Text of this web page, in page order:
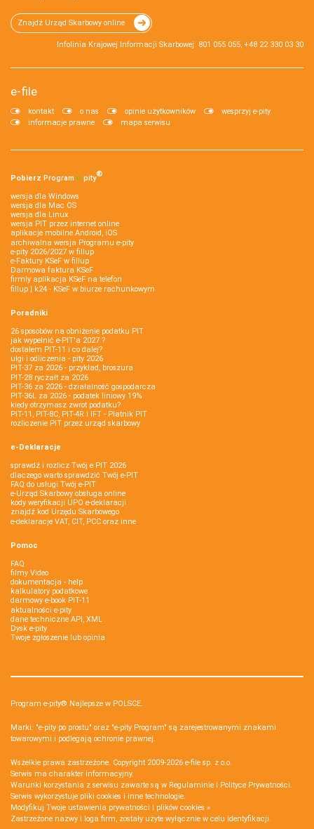
Znajdź Urząd Skarbowy online
Infolinia Krajowej Informacji Skarbowej: 801 055 055, +48 22 330 03 30
e-file
kontakt o nas opinie użytkowników
wesprzyj e-pity
informacje prawne
mapa serwisu
Pobierz Program e‑pity®
wersja dla Windows
wersja dla Mac OS
wersja dla Linux
wersja PIT przez internet online
aplikacje mobilne Android, iOS
archiwalna wersja Programu e-pity
e-pity 2026/2027 w fillup
e‑Faktury KSeF w fillup
Darmowa faktura KSeF
firmly aplikacja KSeF na telefon
fillup | k24 - KSeF w biurze rachunkowym
Poradniki
26 sposobów na obniżenie podatku PIT
jak wypełnić e-PIT'a 2027 ?
dostałem PIT-11 i co dalej?
ulgi i odliczenia - pity 2026
PIT-37 za 2026 - przykład, broszura
PIT-28 ryczałt za 2026
PIT-36 za 2026 - działalność gospodarcza
PIT-36L za 2026 - podatek liniowy 19%
kiedy otrzymasz zwrot podatku?
PIT-11, PIT-8C, PIT-4R i IFT - Płatnik PIT
rozliczenie PIT przez urząd skarbowy
e-Deklaracje
sprawdź i rozlicz Twój e PIT 2026
dlaczego warto sprawdzić Twój e-PIT
FAQ do usługi Twój e-PIT
e-Urząd Skarbowy obsługa online
kody weryfikacji UPO e-deklaracji
znajdź kod Urzędu Skarbowego
e-deklaracje VAT, CIT, PCC oraz inne
Pomoc
FAQ
filmy Video
dokumentacja - help
kalkulatory podatkowe
darmowy e-book PIT-11
aktualności e-pity
dane techniczne API, XML
Dysk e-pity
Twoje zgłoszenie lub opinia
Program e-pity® Najlepsze w POLSCE.
Marki: "e-pity po prostu" oraz "e-pity Program" są zarejestrowanymi znakami
towarowymi i podlegają ochronie prawnej.
Wszelkie prawa zastrzeżone. Copyright 2009-2026 e-file sp. z o.o.
Serwis ma charakter informacyjny.
Warunki korzystania z serwisu zawarte są w Regulaminie i Polityce Prywatności.
Serwis wykorzystuje pliki cookies i inne technologie.
Modyfikuj Twoje ustawienia prywatności i plików cookies »
Zastrzeżone nazwy i loga firm, zostały użyte wyłącznie w celu identyfikacji.